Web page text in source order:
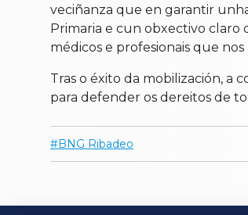
veciñanza que en garantir
Primaria e cun obxectivo claro
médicos e profesionais que nos
Tras o éxito da mobilización, a
para defender os dereitos de
BNG Ribadeo